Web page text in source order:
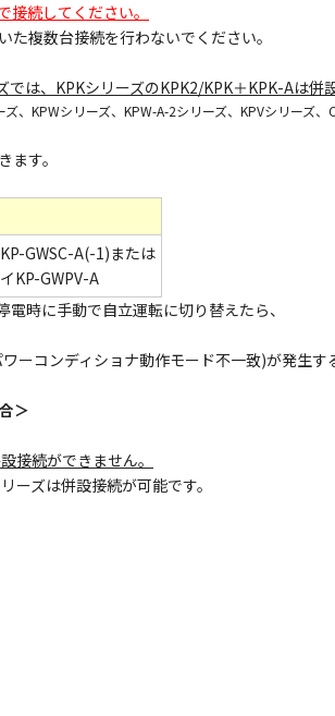
続してください。
複数台接続を行わないでください。
は、KPKシリーズのKPK2/KPK＋KPK-Aは併
、KPWシリーズ、KPW-A-2シリーズ、KPVシリーズ、
す。
GWSC-A(-1)または
KP-GWPV-A
時に手動で自立運転に切り替えたら、
コンディショナ動作モード不一致)が発生す
＞
接続ができません。
ーズは併設接続が可能です。